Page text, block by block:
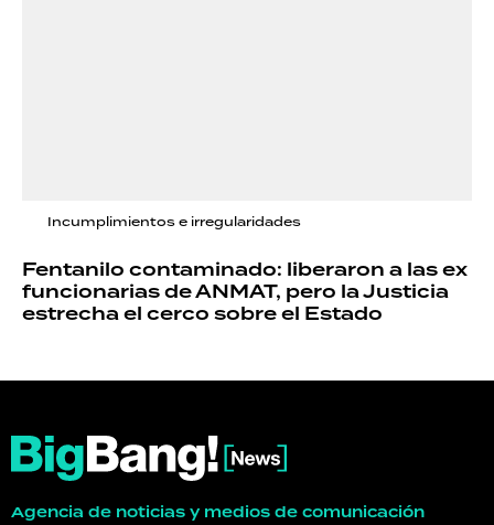
Incumplimientos e irregularidades
Fentanilo contaminado: liberaron a las ex
funcionarias de ANMAT, pero la Justicia
estrecha el cerco sobre el Estado
Agencia de noticias y medios de comunicación